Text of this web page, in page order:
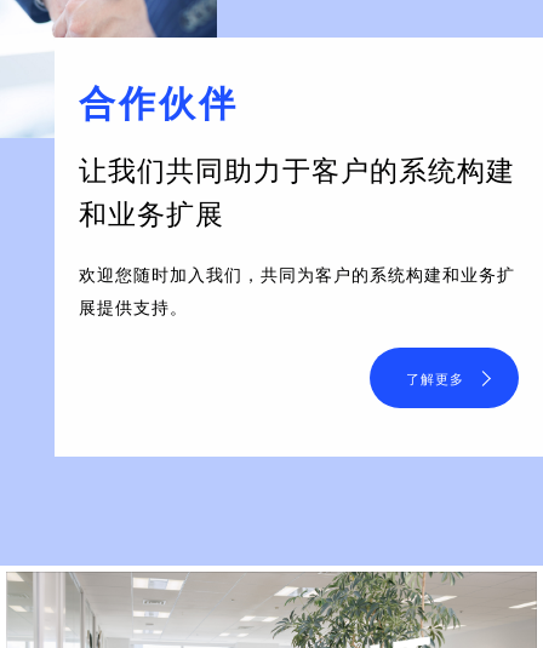
合作伙伴
让我们共同助力于客户的系统构建
和业务扩展
欢迎您随时加入我们，共同为客户的系统构建和业务扩
展提供支持。
了解更多